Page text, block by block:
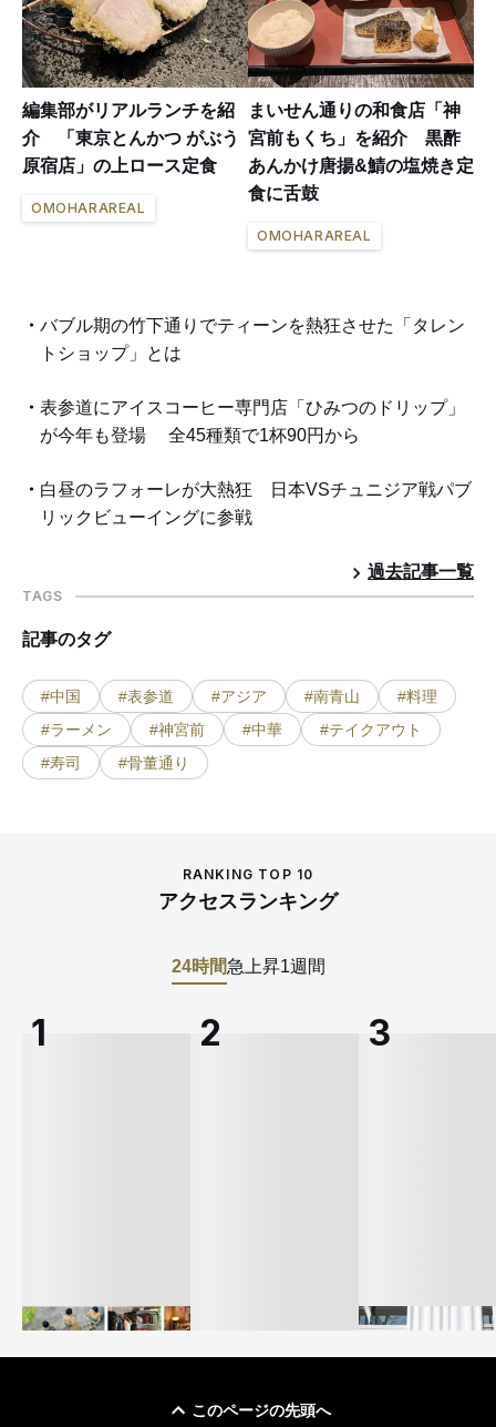
編集部がリアルランチを紹
介 「東京とんかつ がぶう
原宿店」の上ロース定食
OMOHARAREAL
まいせん通りの和食店「神
宮前もくち」を紹介 黒酢
あんかけ唐揚&鯖の塩焼き定
食に舌鼓
OMOHARAREAL
バブル期の竹下通りでティーンを熱狂させた「タレン
トショップ」とは
表参道にアイスコーヒー専門店「ひみつのドリップ」
が今年も登場 全45種類で1杯90円から
白昼のラフォーレが大熱狂 日本VSチュニジア戦パブ
リックビューイングに参戦
過去記事一覧
TAGS
記事のタグ
#中国 #表参道 #アジア #南青山
#料理
#ラーメン
#神宮前 #中華
#テイクアウト
#寿司
#骨董通り
RANKING TOP 10
アクセスランキング
24時間急上昇1週間
このページの先頭へ